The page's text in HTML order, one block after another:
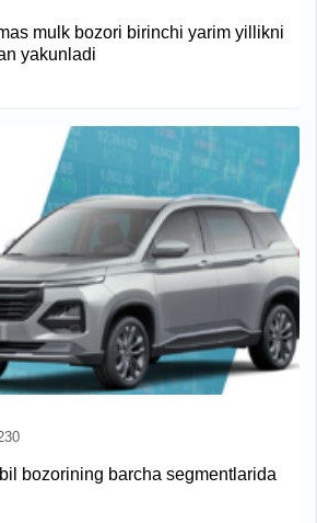
mulk bozori birinchi yarim yillikni
yakunladi
bozorining barcha segmentlarida